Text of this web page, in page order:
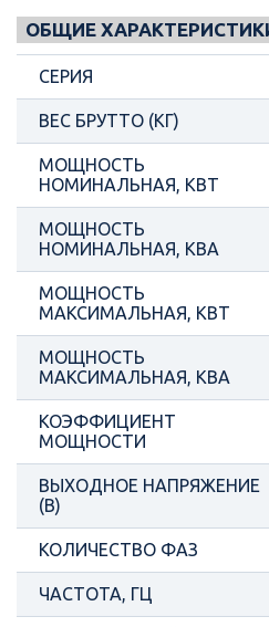
ОБЩИЕ
СЕРИЯ
ВЕС БРУТТО (КГ)
МОЩНОСТЬ
НОМИНАЛЬНАЯ, КВТ
МОЩНОСТЬ
НОМИНАЛЬНАЯ, КВА
МОЩНОСТЬ
МАКСИМАЛЬНАЯ, КВТ
МОЩНОСТЬ
МАКСИМАЛЬНАЯ, КВА
КОЭФФИЦИЕНТ
МОЩНОСТИ
ВЫХОДНОЕ НАПРЯЖЕНИЕ
(В)
КОЛИЧЕСТВО ФАЗ
ЧАСТОТА, ГЦ